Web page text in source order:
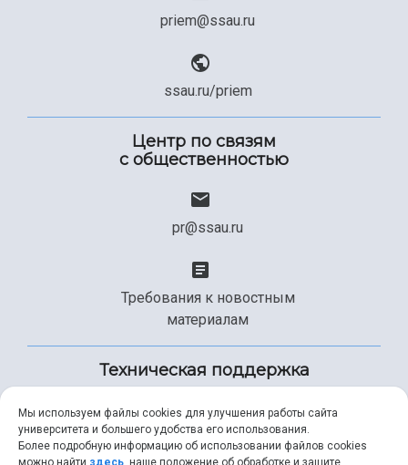
priem@ssau.ru
ssau.ru/priem
Центр по связям
с общественностью
pr@ssau.ru
Требования к новостным
материалам
Техническая поддержка
+7 (846) 267-49-99
Мы используем файлы cookies для улучшения работы сайта
университета и большего удобства его использования.
Более подробную информацию об использовании файлов cookies
можно найти здесь , наше положение об обработке и защите